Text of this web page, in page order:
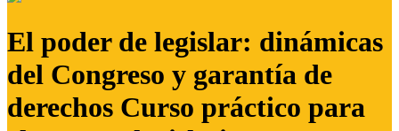
El poder de legislar: dinámicas
del Congreso y garantía de
derechos Curso práctico para